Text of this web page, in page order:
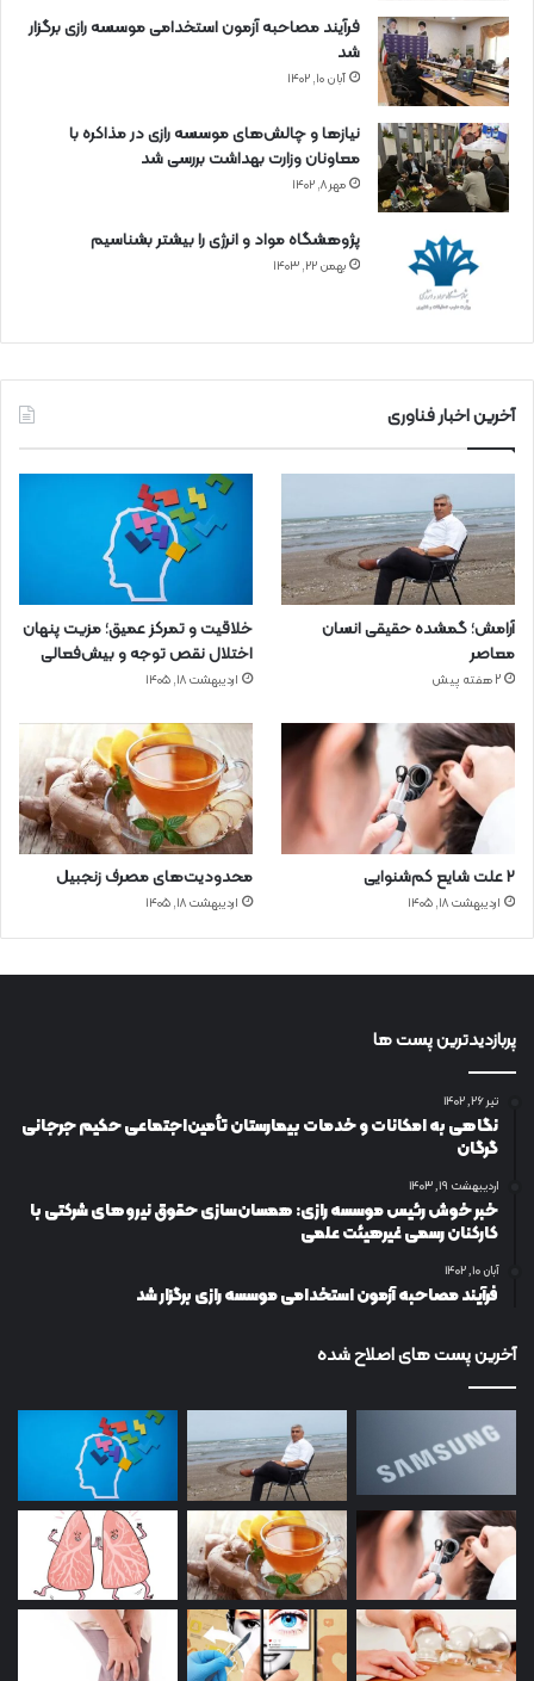
فرآیند مصاحبه آزمون استخدامی موسسه رازی برگزار
شد
آبان ۱۰, ۱۴۰۲
نیازها و چالش‌های موسسه رازی در مذاکره با
معاونان وزارت بهداشت بررسی شد
مهر ۸, ۱۴۰۲
پژوهشگاه مواد و انرژی را بیشتر بشناسیم
بهمن ۲۲, ۱۴۰۳
آخرین اخبار فناوری
آرامش؛ گمشده حقیقی انسان
معاصر
2 هفته پیش
خلاقیت و تمرکز عمیق؛ مزیت پنهان
اختلال نقص توجه و بیش‌فعالی
اردیبهشت ۱۸, ۱۴۰۵
۲ علت شایع‌ کم‌شنوایی
اردیبهشت ۱۸, ۱۴۰۵
محدودیت‌های مصرف زنجبیل
اردیبهشت ۱۸, ۱۴۰۵
پربازدیدترین پست ها
تیر ۲۶, ۱۴۰۲
نگاهی به امکانات و خدمات بیمارستان تأمین‌اجتماعی حکیم جرجانی
گرگان
اردیبهشت ۱۹, ۱۴۰۳
خبر خوش رئیس موسسه رازی: همسان‌سازی حقوق نیروهای شرکتی با
کارکنان رسمی غیرهیئت علمی
آبان ۱۰, ۱۴۰۲
فرآیند مصاحبه آزمون استخدامی موسسه رازی برگزار شد
آخرین پست های اصلاح شده